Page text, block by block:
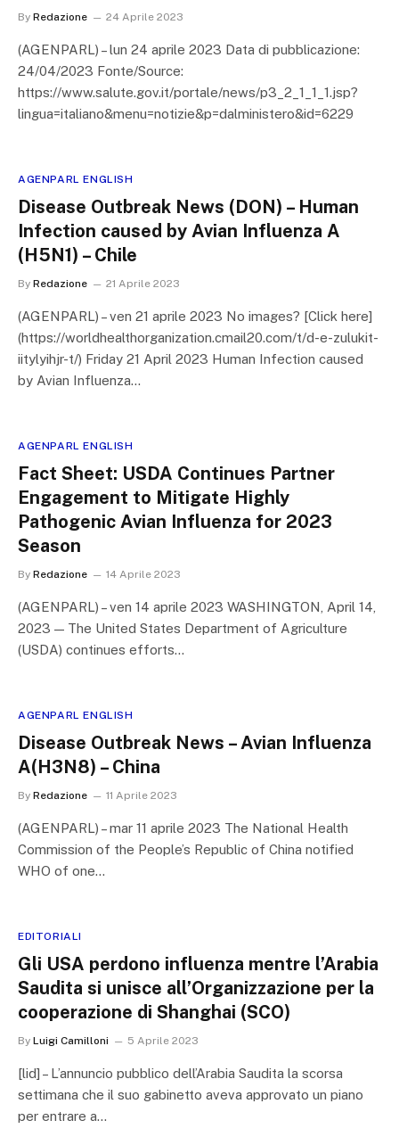
By Redazione 24 Aprile 2023
(AGENPARL) – lun 24 aprile 2023 Data di pubblicazione:
24/04/2023 Fonte/Source:
https://www.salute.gov.it/portale/news/p3_2_1_1_1.jsp?
lingua=italiano&menu=notizie&p=dalministero&id=6229
AGENPARL ENGLISH
Disease Outbreak News (DON) – Human
Infection caused by Avian Influenza A
(H5N1) – Chile
By Redazione 21 Aprile 2023
(AGENPARL) – ven 21 aprile 2023 No images? [Click here]
(https://worldhealthorganization.cmail20.com/t/d-e-zulukit-
iitylyihjr-t/) Friday 21 April 2023 Human Infection caused
by Avian Influenza…
AGENPARL ENGLISH
Fact Sheet: USDA Continues Partner
Engagement to Mitigate Highly
Pathogenic Avian Influenza for 2023
Season
By Redazione 14 Aprile 2023
(AGENPARL) – ven 14 aprile 2023 WASHINGTON, April 14,
2023 — The United States Department of Agriculture
(USDA) continues efforts…
AGENPARL ENGLISH
Disease Outbreak News – Avian Influenza
A(H3N8) – China
By Redazione 11 Aprile 2023
(AGENPARL) – mar 11 aprile 2023 The National Health
Commission of the People’s Republic of China notified
WHO of one…
EDITORIALI
Gli USA perdono influenza mentre l’Arabia
Saudita si unisce all’Organizzazione per la
cooperazione di Shanghai (SCO)
By Luigi Camilloni 5 Aprile 2023
[lid] – L’annuncio pubblico dell’Arabia Saudita la scorsa
settimana che il suo gabinetto aveva approvato un piano
per entrare a…